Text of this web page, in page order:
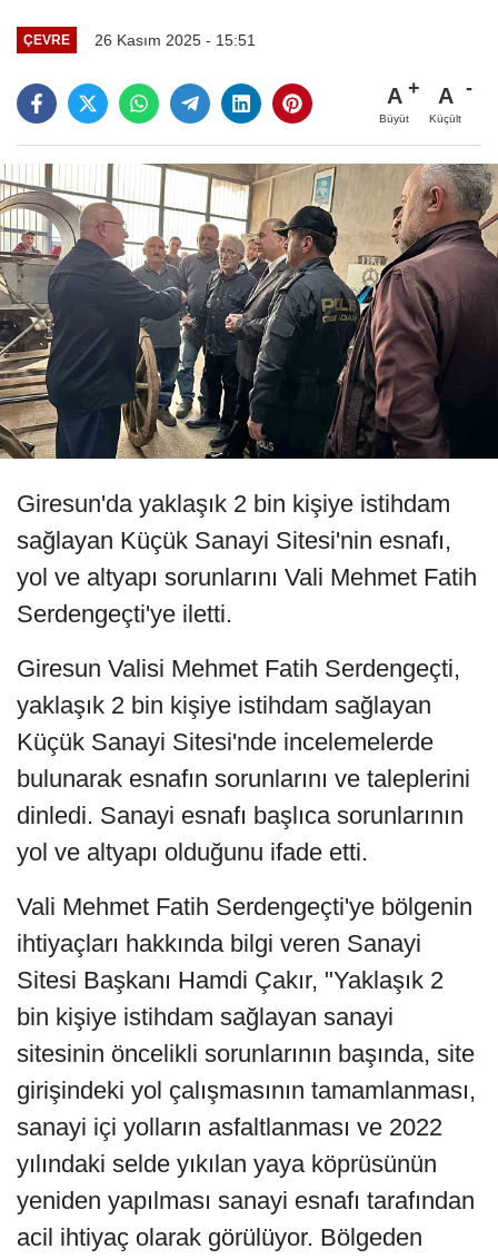
ÇEVRE 26 Kasım 2025 - 15:51
A
Büyüt
A
Küçült
Giresun'da yaklaşık 2 bin kişiye istihdam
sağlayan Küçük Sanayi Sitesi'nin esnafı,
yol ve altyapı sorunlarını Vali Mehmet Fatih
Serdengeçti'ye iletti.
Giresun Valisi Mehmet Fatih Serdengeçti,
yaklaşık 2 bin kişiye istihdam sağlayan
Küçük Sanayi Sitesi'nde incelemelerde
bulunarak esnafın sorunlarını ve taleplerini
dinledi. Sanayi esnafı başlıca sorunlarının
yol ve altyapı olduğunu ifade etti.
Vali Mehmet Fatih Serdengeçti'ye bölgenin
ihtiyaçları hakkında bilgi veren Sanayi
Sitesi Başkanı Hamdi Çakır, "Yaklaşık 2
bin kişiye istihdam sağlayan sanayi
sitesinin öncelikli sorunlarının başında, site
girişindeki yol çalışmasının tamamlanması,
sanayi içi yolların asfaltlanması ve 2022
yılındaki selde yıkılan yaya köprüsünün
yeniden yapılması sanayi esnafı tarafından
acil ihtiyaç olarak görülüyor. Bölgeden